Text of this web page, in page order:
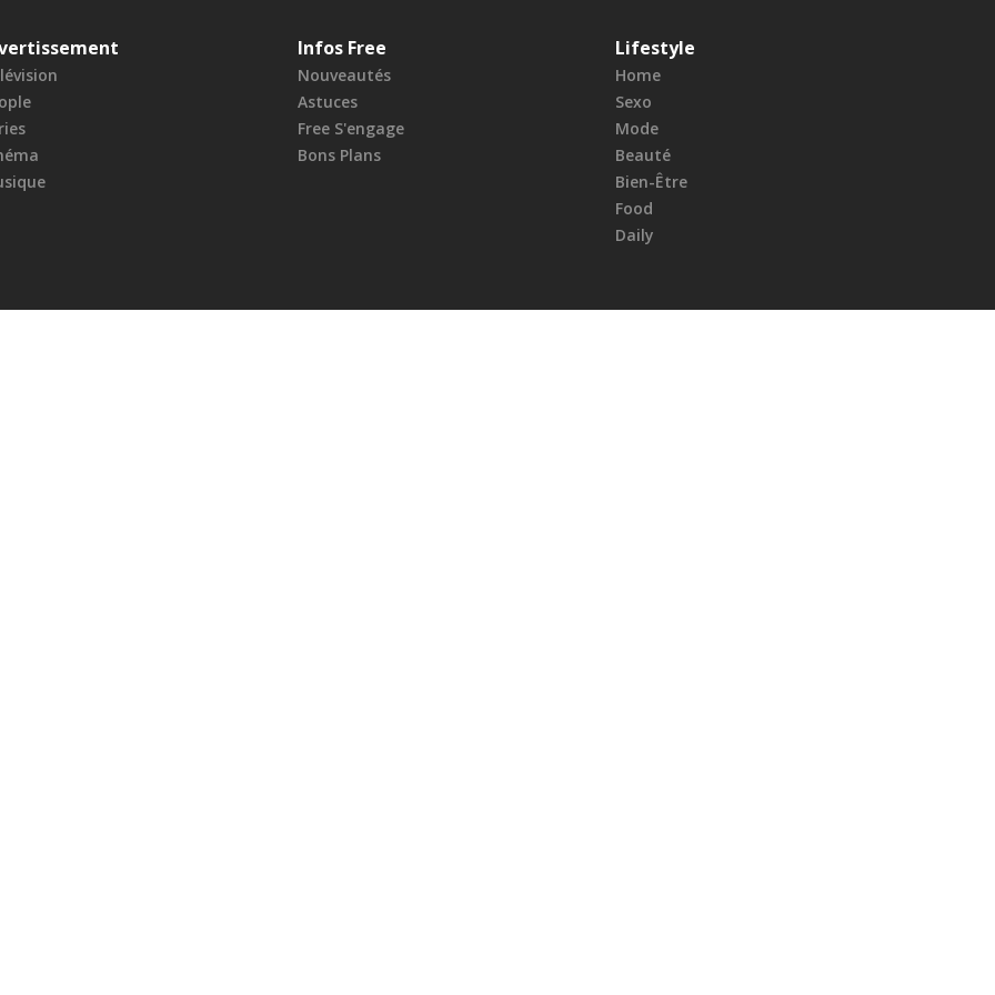
Infos Free
Nouveautés
Astuces
Free S'engage
Bons Plans
Lifestyle
Home
Sexo
Mode
Beauté
Bien-Être
Food
Daily